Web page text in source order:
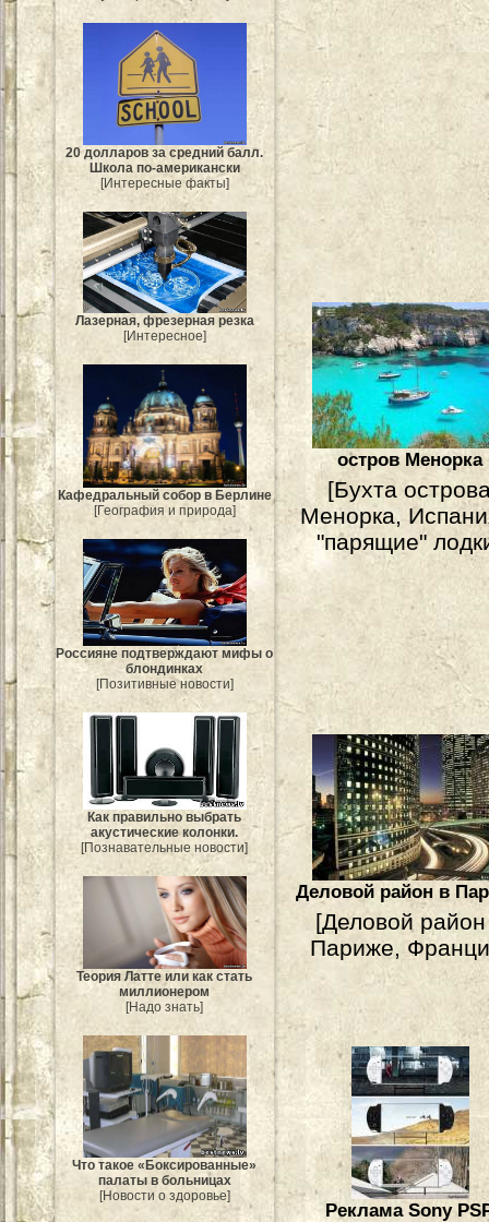
20 долларов за средний балл.
Школа по-американски
[Интересные факты]
Лазерная, фрезерная резка
[Интересное]
Кафедральный собор в Берлине
[География и природа]
Россияне подтверждают мифы о
блондинках
[Позитивные новости]
Как правильно выбрать
акустические колонки.
[Познавательные новости]
Теория Латте или как стать
миллионером
[Надо знать]
Что такое «Боксированные»
палаты в больницах
[Новости о здоровье]
остров Менорка
[Бухта
Менорка,
"парящие"
Деловой район в
[Деловой
Париже,
Реклама Sony